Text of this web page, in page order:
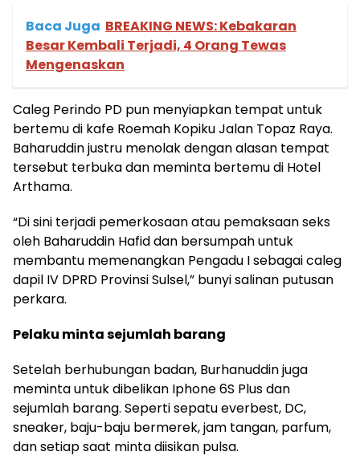
Baca Juga BREAKING NEWS: Kebakaran
Besar Kembali Terjadi, 4 Orang Tewas
Mengenaskan
Caleg Perindo PD pun menyiapkan tempat untuk
bertemu di kafe Roemah Kopiku Jalan Topaz Raya.
Baharuddin justru menolak dengan alasan tempat
tersebut terbuka dan meminta bertemu di Hotel
Arthama.
“Di sini terjadi pemerkosaan atau pemaksaan seks
oleh Baharuddin Hafid dan bersumpah untuk
membantu memenangkan Pengadu I sebagai caleg
dapil IV DPRD Provinsi Sulsel,” bunyi salinan putusan
perkara.
Pelaku minta sejumlah barang
Setelah berhubungan badan, Burhanuddin juga
meminta untuk dibelikan Iphone 6S Plus dan
sejumlah barang. Seperti sepatu everbest, DC,
sneaker, baju-baju bermerek, jam tangan, parfum,
dan setiap saat minta diisikan pulsa.